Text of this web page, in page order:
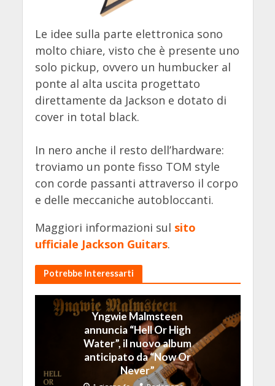
Le idee sulla parte elettronica sono
molto chiare, visto che è presente uno
solo pickup, ovvero un humbucker al
ponte al alta uscita progettato
direttamente da Jackson e dotato di
cover in total black.
In nero anche il resto dell’hardware:
troviamo un ponte fisso TOM style
con corde passanti attraverso il corpo
e delle meccaniche autobloccanti.
Maggiori informazioni sul sito
ufficiale Jackson Guitars.
Potrebbe Interessarti
Yngwie Malmsteen
annuncia “Hell Or High
Water”, il nuovo album
anticipato da “Now Or
Never”